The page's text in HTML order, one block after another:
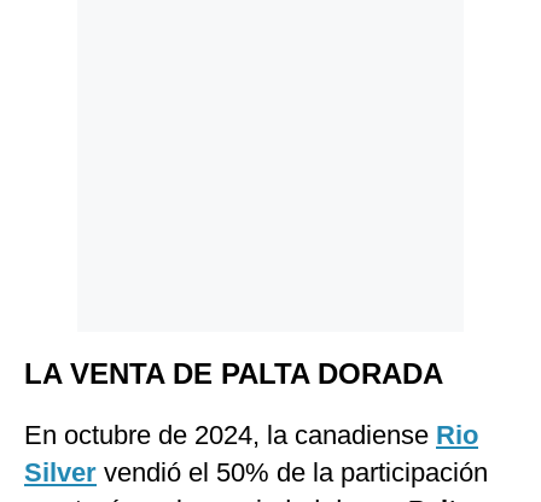
LA VENTA DE PALTA DORADA
En octubre de 2024, la canadiense Rio
Silver vendió el 50% de la participación